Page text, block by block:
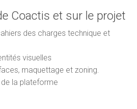
Coactis et sur le projet
des charges technique et
visuelles
maquettage et zoning.
la plateforme